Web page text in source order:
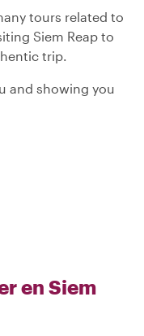
tours related to
Siem Reap to
trip.
and showing you
en Siem